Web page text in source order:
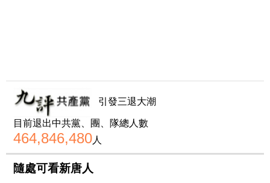
引發三退大潮
目前退出中共黨、團、隊總人數
464,846,480人
隨處可看新唐人